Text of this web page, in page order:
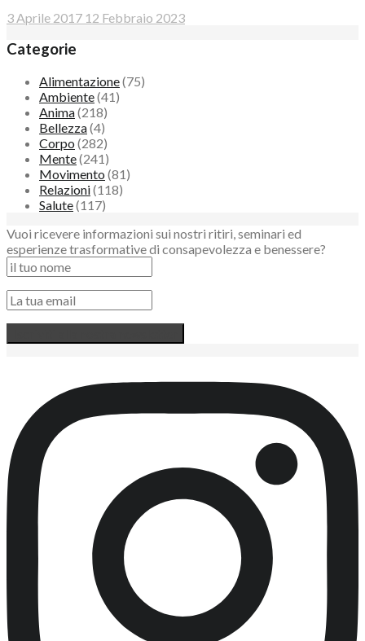
3 Aprile 2017 12 Febbraio 2023
Categorie
Alimentazione(75)
Ambiente(41)
Anima(218)
Bellezza(4)
Corpo (282)
Mente(241)
Movimento (81)
Relazioni(118)
Salute(117)
Vuoi ricevere informazioni sui nostri ritiri, seminari ed
esperienze trasformative di consapevolezza e benessere?